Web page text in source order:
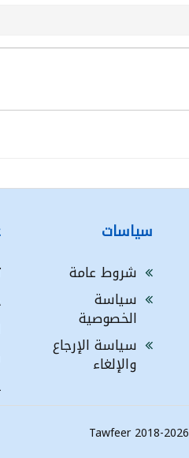
سياسات
شروط عامة
سياسة
الخصوصية
سياسة الإرجاع
والإلغاء
Tawfeer 2018-2026